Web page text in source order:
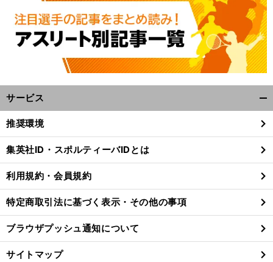
サービス
閉
る
推奨環境
集英社ID・スポルティーバIDとは
利用規約・会員規約
特定商取引法に基づく表示・その他の事項
ブラウザプッシュ通知について
サイトマップ